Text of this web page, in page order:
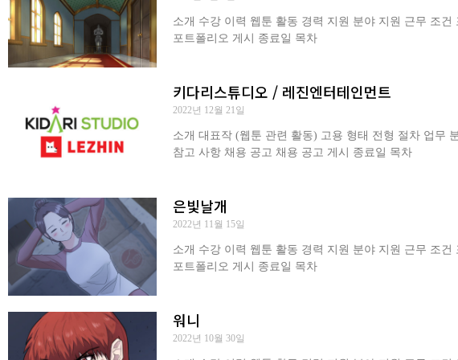
소개 수강 이력 웹툰 활동 경력 지원 분야 지원 근무 조건
포트폴리오 게시 종료일 목차
키다리스튜디오 / 레진엔터테인먼트
2022년 12월 21일
소개 대표작 (웹툰 관련 활동) 고용 형태 전형 절차 업무
참고 사항 채용 공고 채용 공고 게시 종료일 목차
은빛날개
2022년 11월 15일
소개 수강 이력 웹툰 활동 경력 지원 분야 지원 근무 조건
포트폴리오 게시 종료일 목차
워니
2022년 10월 30일